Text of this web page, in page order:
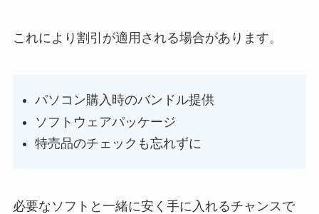
これにより割引が適用される場合があります。
パソコン購入時のバンドル提供
ソフトウェアパッケージ
特売品のチェックも忘れずに
必要なソフトと一緒に安く手に入れるチャンスで